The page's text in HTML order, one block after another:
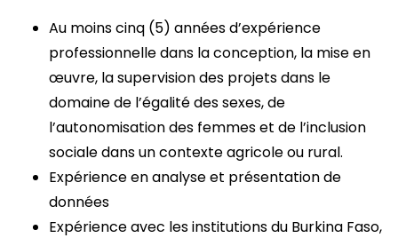
Au moins cinq (5) années d’expérience
professionnelle dans la conception, la mise en
œuvre, la supervision des projets dans le
domaine de l’égalité des sexes, de
l’autonomisation des femmes et de l’inclusion
sociale dans un contexte agricole ou rural.
Expérience en analyse et présentation de
données
Expérience avec les institutions du Burkina Faso,